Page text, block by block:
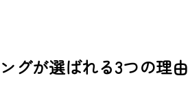
グが選ばれる3つの理由